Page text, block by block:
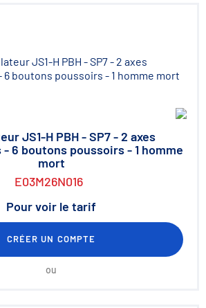
JS1-H PBH - SP7 - 2 axes
6 boutons poussoirs - 1 homme
mort
E03M26N016
Pour voir le tarif
CRÉER UN COMPTE
ou